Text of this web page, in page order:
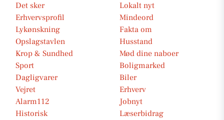
Det sker
Lokalt nyt
Erhvervsprofil
Mindeord
Lykønskning
Fakta om
Opslagstavlen
Husstand
Krop & Sundhed
Mød dine naboer
Sport
Boligmarked
Dagligvarer
Biler
Vejret
Erhverv
Alarm112
Jobnyt
Historisk
Læserbidrag